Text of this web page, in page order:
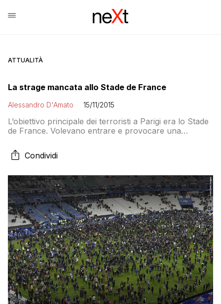
ATTUALITÀ
La strage mancata allo Stade de France
Alessandro D'Amato 15/11/2015
L’obiettivo principale dei terroristi a Parigi era lo Stade
de France. Volevano entrare e provocare una
controlli. E questo dimostra che erano pazzi,
disorganizzati e stupidi. Per questo sono più pericolosi
Condividi